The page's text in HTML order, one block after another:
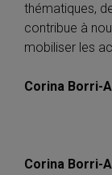
thématiques,
contribue à
mobiliser les
Corina Borri-
Corina Borri-